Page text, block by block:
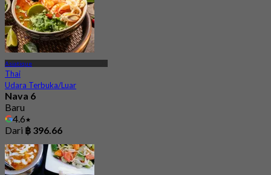
Asiatique
Thai
Udara Terbuka/Luar
Nava 6
Baru
4.6
Dari ฿ 396.66